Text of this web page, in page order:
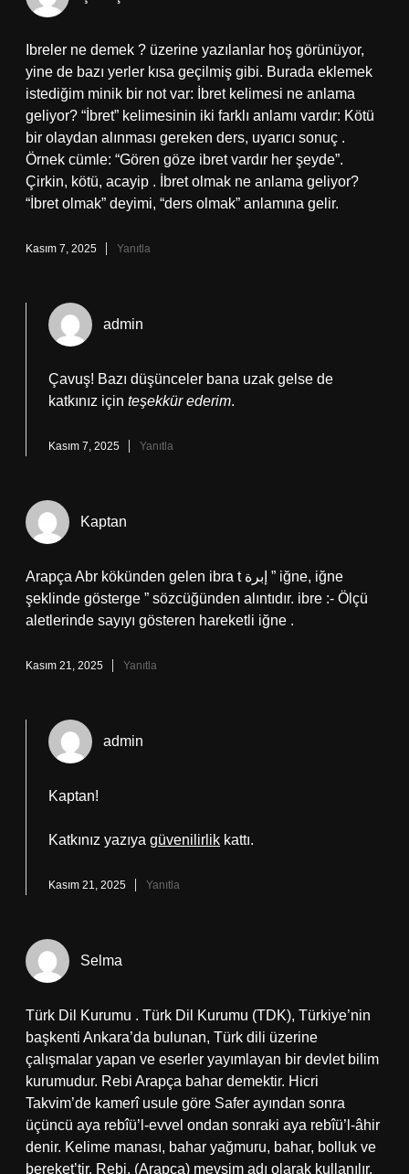
Ibreler ne demek ? üzerine yazılanlar hoş görünüyor,
yine de bazı yerler kısa geçilmiş gibi. Burada eklemek
istediğim minik bir not var: İbret kelimesi ne anlama
geliyor? “İbret” kelimesinin iki farklı anlamı vardır: Kötü
bir olaydan alınması gereken ders, uyarıcı sonuç .
Örnek cümle: “Gören göze ibret vardır her şeyde”.
Çirkin, kötü, acayip . İbret olmak ne anlama geliyor?
“İbret olmak” deyimi, “ders olmak” anlamına gelir.
Kasım 7, 2025 Yanıtla
admin
Çavuş! Bazı düşünceler bana uzak gelse de
katkınız için teşekkür ederim.
Kasım 7, 2025 Yanıtla
Kaptan
Arapça Abr kökünden gelen ibra t إبرة ” iğne, iğne
şeklinde gösterge ” sözcüğünden alıntıdır. ibre :- Ölçü
aletlerinde sayıyı gösteren hareketli iğne .
Kasım 21, 2025 Yanıtla
admin
Kaptan!
Katkınız yazıya güvenilirlik kattı.
Kasım 21, 2025 Yanıtla
Selma
Türk Dil Kurumu . Türk Dil Kurumu (TDK), Türkiye’nin
başkenti Ankara’da bulunan, Türk dili üzerine
çalışmalar yapan ve eserler yayımlayan bir devlet bilim
kurumudur. Rebi Arapça bahar demektir. Hicri
Takvim’de kamerî usule göre Safer ayından sonra
üçüncü aya rebîü’l-evvel ondan sonraki aya rebîü’l-âhir
denir. Kelime manası, bahar yağmuru, bahar, bolluk ve
bereket’tir. Rebi, (Arapça) mevsim adı olarak kullanılır.